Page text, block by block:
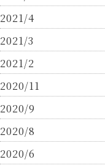
2021/4
2021/3
2021/2
2020/11
2020/9
2020/8
2020/6